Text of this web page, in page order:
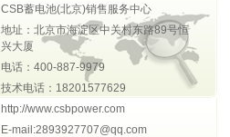
CSB蓄电池(北京)销售服务中心
地址：北京市海淀区中关村东路89号恒
兴大厦
电话：400-887-9979
技术电话：18201577629
http://www.csbpower.com
E-mail:2893927707@qq.com